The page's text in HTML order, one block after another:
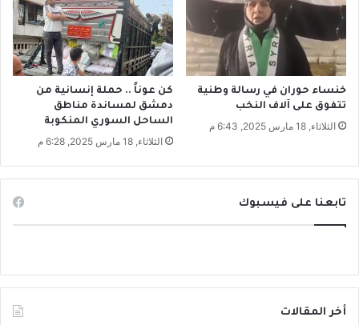
ل
ر
ح
ل
ة
ا
ل
ت
ا
ل
أ
ن
ت
ف
ه
م
ل
م
ا
خنساء حوران في رسالة وطنية
تتفوق على آلاف النخب
الثلاثاء, 18 مارس 2025, 6:43 م
كن عوناً .. حملة إنسانية من
دمشق لمساندة مناطق
الساحل السوري المنكوبة
الثلاثاء, 18 مارس 2025, 6:28 م
تابعنا على فيسبوك
أخر المقالات